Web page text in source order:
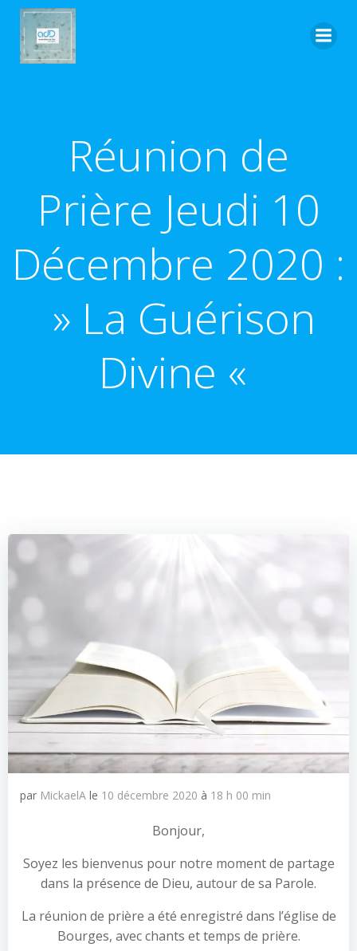
Réunion de
Prière Jeudi 10
Décembre 2020 :
» La Guérison
Divine «
par MickaelA le 10 décembre 2020 à 18 h 00 min
Bonjour,
Soyez les bienvenus pour notre moment de partage
dans la présence de Dieu, autour de sa Parole.
La réunion de prière a été enregistré dans l’église de
Bourges, avec chants et temps de prière.